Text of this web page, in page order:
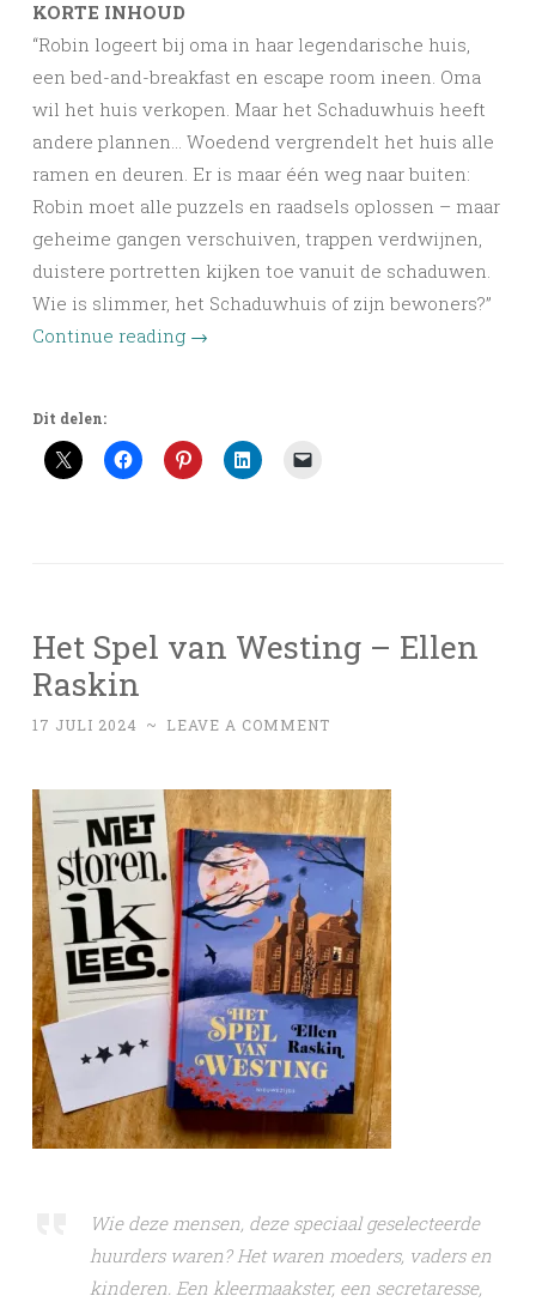
KORTE INHOUD
“Robin logeert bij oma in haar legendarische huis,
een bed-and-breakfast en escape room ineen. Oma
wil het huis verkopen. Maar het Schaduwhuis heeft
andere plannen… Woedend vergrendelt het huis alle
ramen en deuren. Er is maar één weg naar buiten:
Robin moet alle puzzels en raadsels oplossen – maar
geheime gangen verschuiven, trappen verdwijnen,
duistere portretten kijken toe vanuit de schaduwen.
Wie is slimmer, het Schaduwhuis of zijn bewoners?”
Continue reading →
Dit delen:
Het Spel van Westing – Ellen
Raskin
17 JULI 2024 ~ LEAVE A COMMENT
Wie deze mensen, deze speciaal geselecteerde
huurders waren? Het waren moeders, vaders en
kinderen. Een kleermaakster, een secretaresse,